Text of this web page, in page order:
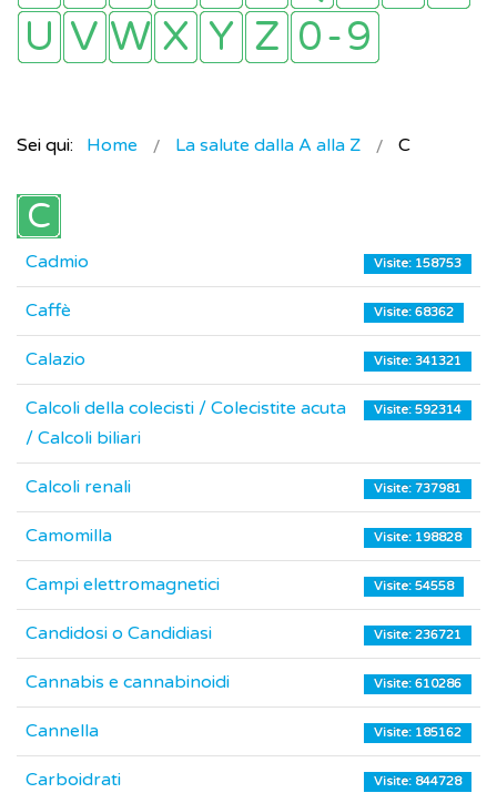
Sei qui: Home La salute dalla A alla Z C
Cadmio Visite: 158753
Caffè Visite: 68362
Calazio Visite: 341321
Calcoli della colecisti / Colecistite acuta
/ Calcoli biliari
Visite: 592314
Calcoli renali Visite: 737981
Camomilla Visite: 198828
Campi elettromagnetici Visite: 54558
Candidosi o Candidiasi Visite: 236721
Cannabis e cannabinoidi Visite: 610286
Cannella Visite: 185162
Carboidrati Visite: 844728